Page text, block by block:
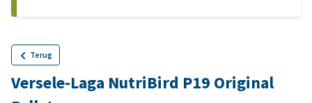
Terug
Versele-Laga NutriBird P19 Original